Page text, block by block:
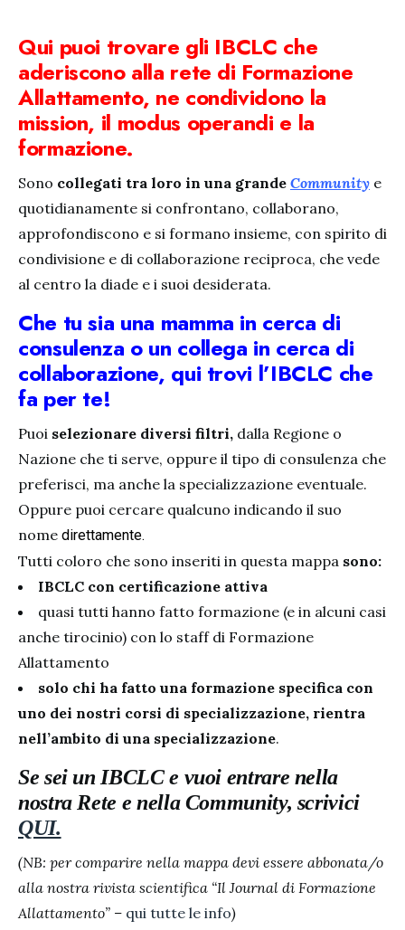
Qui puoi trovare gli IBCLC che
aderiscono alla rete di Formazione
Allattamento, ne condividono la
mission, il modus operandi e la
formazione.
Sono collegati tra loro in una grande Community e
quotidianamente si confrontano, collaborano,
approfondiscono e si formano insieme, con spirito di
condivisione e di collaborazione reciproca, che vede
al centro la diade e i suoi desiderata.
Che tu sia una mamma in cerca di
consulenza o un collega in cerca di
collaborazione, qui trovi l’IBCLC che
fa per te!
Puoi selezionare diversi filtri, dalla Regione o
Nazione che ti serve, oppure il tipo di consulenza che
preferisci, ma anche la specializzazione eventuale.
Oppure puoi cercare qualcuno indicando il suo
nome direttamente.
Tutti coloro che sono inseriti in questa mappa sono:
IBCLC con certificazione attiva
quasi tutti hanno fatto formazione (e in alcuni casi
anche tirocinio) con lo staff di Formazione
Allattamento
solo chi ha fatto una formazione specifica con
uno dei nostri corsi di specializzazione, rientra
nell’ambito di una specializzazione.
Se sei un IBCLC e vuoi entrare nella
nostra Rete e nella Community, scrivici
QUI.
(NB: per comparire nella mappa devi essere abbonata/o
alla nostra rivista scientifica “Il Journal di Formazione
Allattamento” – qui tutte le info)